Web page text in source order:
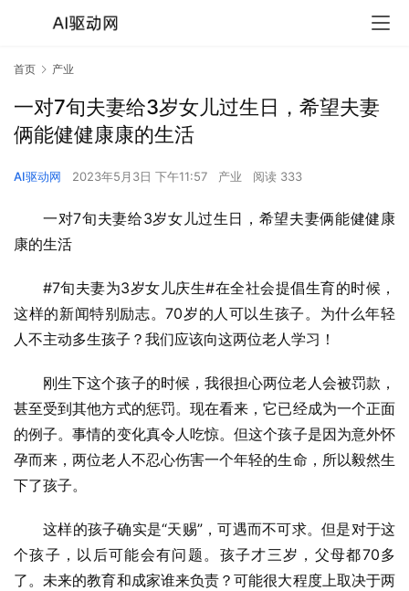
首页 产业
一对7旬夫妻给3岁女儿过生日，希望夫妻
俩能健健康康的生活
AI驱动网 2023年5月3日 下午11:57 产业 阅读 333
一对7旬夫妻给3岁女儿过生日，希望夫妻俩能健健康
康的生活
#7旬夫妻为3岁女儿庆生#在全社会提倡生育的时候，
这样的新闻特别励志。70岁的人可以生孩子。为什么年轻
人不主动多生孩子？我们应该向这两位老人学习！
刚生下这个孩子的时候，我很担心两位老人会被罚款，
甚至受到其他方式的惩罚。现在看来，它已经成为一个正面
的例子。事情的变化真令人吃惊。但这个孩子是因为意外怀
孕而来，两位老人不忍心伤害一个年轻的生命，所以毅然生
下了孩子。
这样的孩子确实是“天赐”，可遇而不可求。但是对于这
个孩子，以后可能会有问题。孩子才三岁，父母都70多
了。未来的教育和成家谁来负责？可能很大程度上取决于两